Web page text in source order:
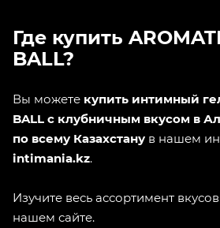
Где купить
BALL?
Вы можете купить интимный
BALL с клубничным вкусом в
по всему Казахстану в нашем
intimania.kz.
Изучите весь ассортимент
нашем сайте.